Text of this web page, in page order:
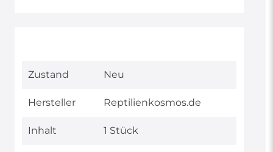
Technisches
Wert
Zustand Neu
Hersteller Reptilienkosmos.de
Inhalt 1 Stück